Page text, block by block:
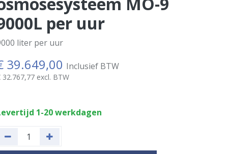
per uur
liter per uur
39.649,00 Inclusief BTW
32.767,77 excl. BTW
1-20 werkdagen